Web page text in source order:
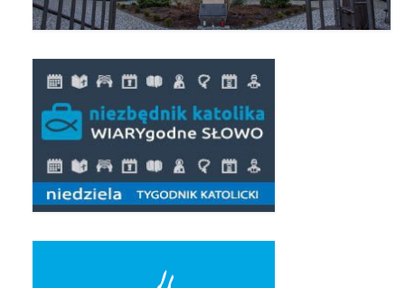
Pierwsza Komunia Święta – Grupa 3
Boże Ciało
Galerie 2020
Uroczystość Św. Jakuba Apostoła 2020
Wizytacja Kanoniczna 21.06.2020
Boże Ciało 2020
GODZINA ŚWIĘTA W ŚWIĘTO